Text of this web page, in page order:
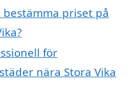
priset på
för
nära Stora Vika